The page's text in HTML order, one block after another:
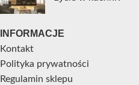
INFORMACJE
Kontakt
Polityka prywatności
Regulamin sklepu